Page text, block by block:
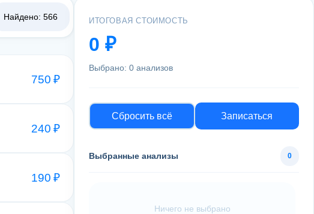
Найдено: 566
750 ₽
240 ₽
190 ₽
ИТОГОВАЯ СТОИМОСТЬ
0 ₽
Выбрано: 0 анализов
Сбросить всё Записаться
Выбранные анализы 0
Ничего не выбрано